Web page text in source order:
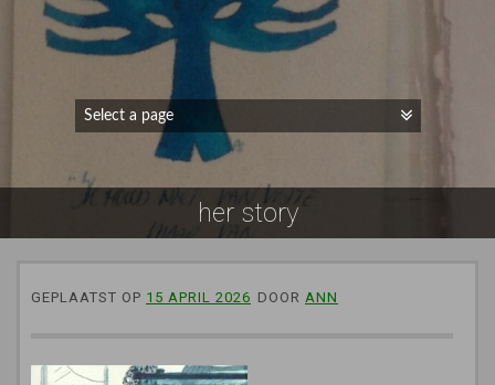
her story
GEPLAATST OP 15 APRIL 2026 DOOR ANN